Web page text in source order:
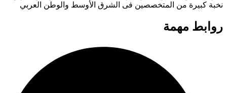
نخبة كبيرة من المتخصصين فى الشرق الأوسط والوطن العربي
روابط مهمة